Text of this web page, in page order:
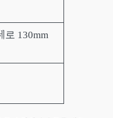
로 130mm